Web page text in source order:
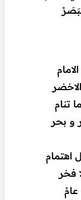
تنام
و بحر
فخر